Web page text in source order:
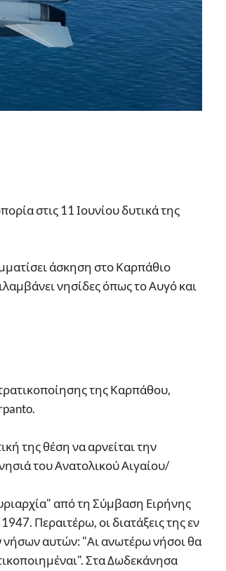
στις 11 Ιουνίου δυτικά της
άσκηση στο Καρπάθιο
νησίδες όπως το Αυγό και
της Καρπάθου,
της θέση να αρνείται την
του Ανατολικού Αιγαίου/
από τη Σύμβαση Ειρήνης
Περαιτέρω, οι διατάξεις της εν
αυτών: "Αι ανωτέρω νήσοι θα
Στα Δωδεκάνησα